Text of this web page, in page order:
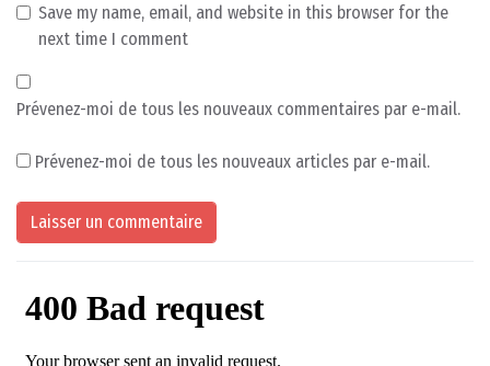
Save my name, email, and website in this browser for the
next time I comment
Prévenez-moi de tous les nouveaux commentaires par e-mail.
Prévenez-moi de tous les nouveaux articles par e-mail.